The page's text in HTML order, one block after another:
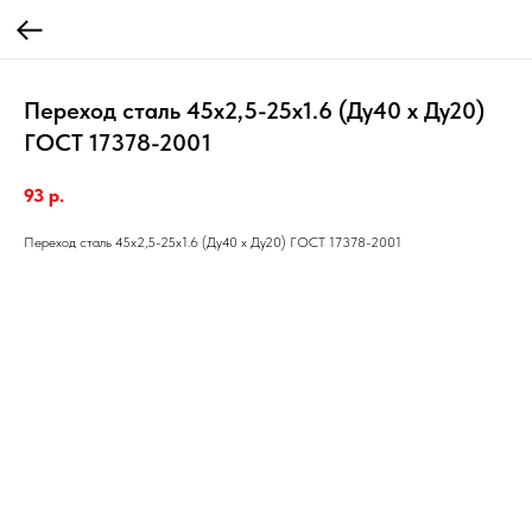
Переход сталь 45х2,5-25х1.6 (Ду40 х Ду20)
ГОСТ 17378-2001
93 р.
Переход сталь 45х2,5-25х1.6 (Ду40 х Ду20) ГОСТ 17378-2001